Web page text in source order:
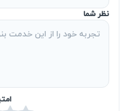
تعمیر فوری همان روز
همان روز انجام می‌پذیرد.
جلوگیری از جابجایی دستگاه
نظر شما